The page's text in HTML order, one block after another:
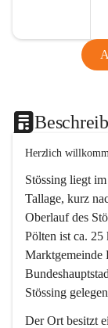
Herzlich
Stössing liegt
Tallage, kurz
Oberlauf des
Pölten ist ca.
Marktgemeinde
Stössing
Der Ort besitzt